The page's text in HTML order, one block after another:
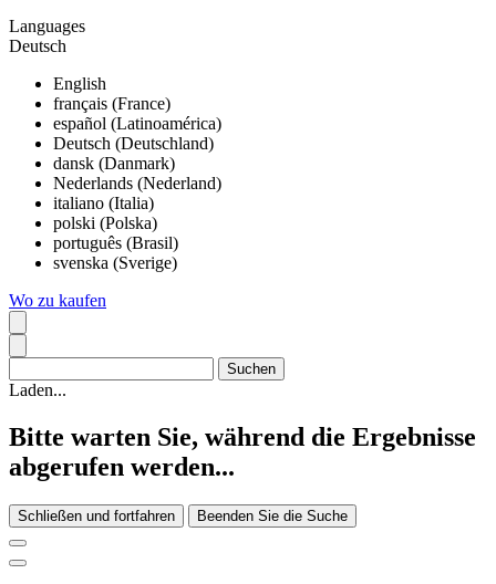
Languages
Deutsch
English
français (France)
español (Latinoamérica)
Deutsch (Deutschland)
dansk (Danmark)
Nederlands (Nederland)
italiano (Italia)
polski (Polska)
português (Brasil)
svenska (Sverige)
Wo zu kaufen
Laden...
Bitte warten Sie, während die Ergebnisse
abgerufen werden...
Schließen und fortfahren Beenden Sie die Suche